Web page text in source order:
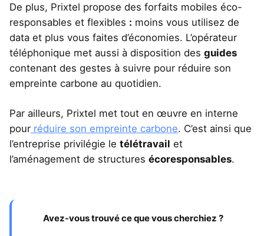
De plus, Prixtel propose des forfaits mobiles éco-
responsables et flexibles : moins vous utilisez de
data et plus vous faites d’économies. L’opérateur
téléphonique met aussi à disposition des guides
contenant des gestes à suivre pour réduire son
empreinte carbone au quotidien.
Par ailleurs, Prixtel met tout en œuvre en interne
pour réduire son empreinte carbone. C’est ainsi que
l’entreprise privilégie le télétravail et
l’aménagement de structures écoresponsables.
Avez-vous trouvé ce que vous cherchiez ?